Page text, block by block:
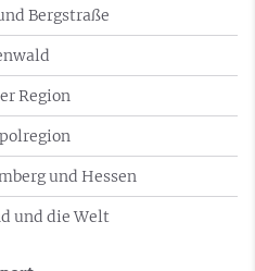
Bergstraße
Region
und Hessen
und die Welt